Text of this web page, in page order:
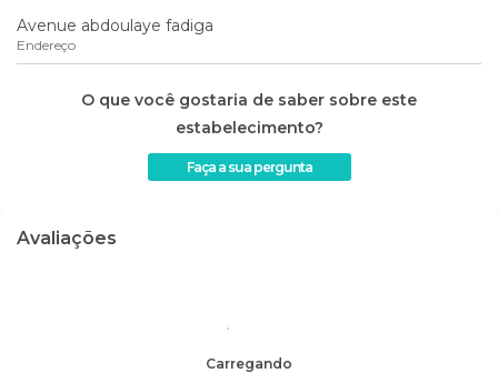
Avenue abdoulaye fadiga
Endereço
O que você gostaria de saber sobre este
estabelecimento?
Faça a sua pergunta
Avaliações
Carregando